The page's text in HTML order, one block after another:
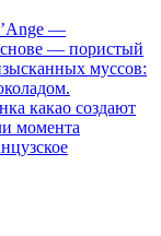
—
— пористый
муссов:
какао создают
момента